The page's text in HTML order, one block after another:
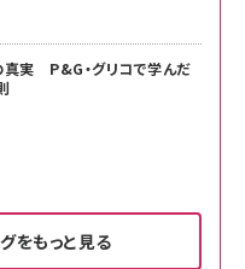
真実 P&G・グリコで学んだ
をもっと見る